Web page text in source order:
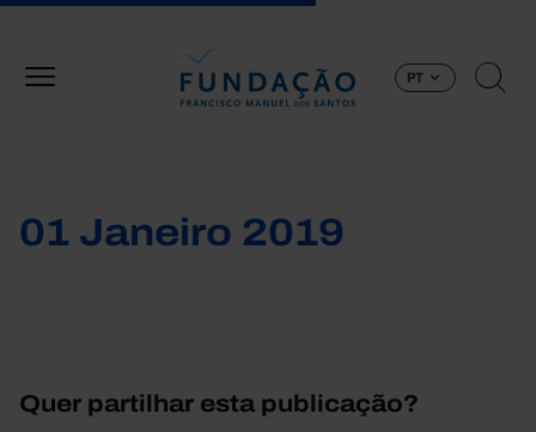
PT
01 Janeiro 2019
Quer partilhar esta publicação?